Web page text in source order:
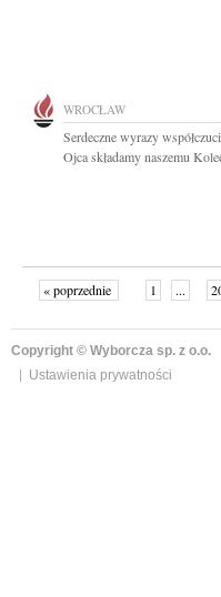
WROCŁAW
Serdeczne wyrazy
Ojca składamy naszemu
« poprzednie 1 ...
Copyright © Wyborcza sp. z o.o.
Ustawienia prywatności